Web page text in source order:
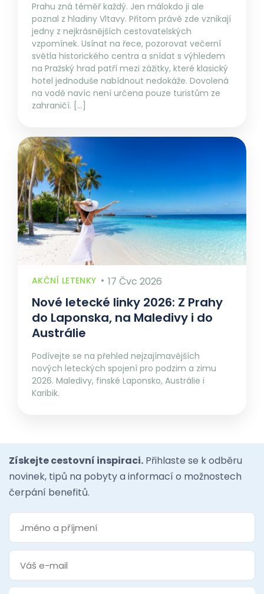
Prahu zná téměř každý. Jen málokdo ji ale
poznal z hladiny Vltavy. Přitom právě zde vznikají
jedny z nejkrásnějších cestovatelských
vzpomínek. Usínat na řece, pozorovat večerní
světla historického centra a snídat s výhledem
na Pražský hrad patří mezi zážitky, které klasický
hotel jednoduše nabídnout nedokáže. Dovolená
na vodě navíc není určena pouze turistům ze
zahraničí. […]
AKČNÍ LETENKY 17 Čvc 2026
Nové letecké linky 2026: Z Prahy
do Laponska, na Maledivy i do
Austrálie
Podívejte se na přehled nejzajímavějších
nových leteckých spojení pro podzim a zimu
2026. Maledivy, finské Laponsko, Austrálie i
Karibik.
Získejte cestovní inspiraci. Přihlaste se k odběru
novinek, tipů na pobyty a informací o možnostech
čerpání benefitů.